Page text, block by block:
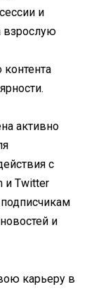
и
взрослую
активно
с
и Twitter
и
карьеру в